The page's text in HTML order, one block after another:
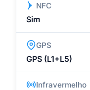
NFC
Sim
GPS
GPS (L1+L5)
Infravermelho